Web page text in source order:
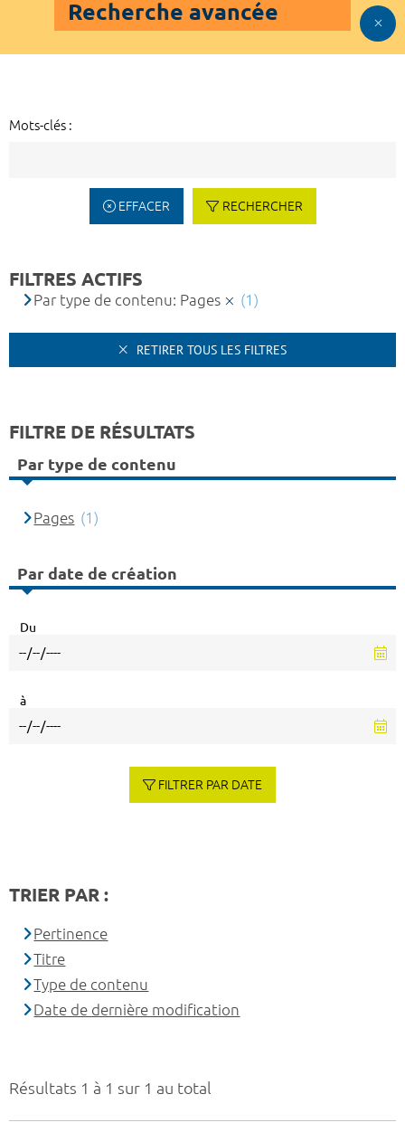
Recherche avancée
Mots-clés :
EFFACER RECHERCHER
Résultats 1 à 1 sur 1 au total
FILTRES ACTIFS
Par type de contenu: Pages (1)
RETIRER TOUS LES FILTRES
FILTRE DE RÉSULTATS
Par type de contenu
Pages (1)
Par date de création
Du
à
FILTRER PAR DATE
TRIER PAR :
Pertinence
Titre
Type de contenu
Date de dernière modification